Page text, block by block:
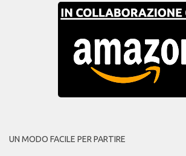
UN MODO FACILE PER PARTIRE